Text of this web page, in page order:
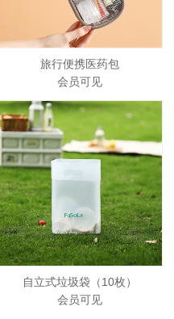
旅行便携医药包
会员可见
自立式垃圾袋（10枚）
会员可见